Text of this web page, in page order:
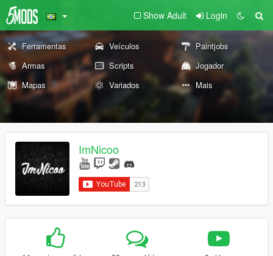
Show Adult Login
Ferramentas Veículos
Paintjobs
Armas
Scripts
Jogador
Mapas
Variados Mais
ImNicoo